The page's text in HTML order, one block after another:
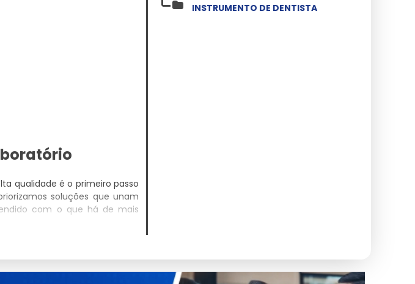
qualidade é o primeiro passo
soluções que unam
com o que há de mais
Para
INSTRUMENTO DE DENTISTA